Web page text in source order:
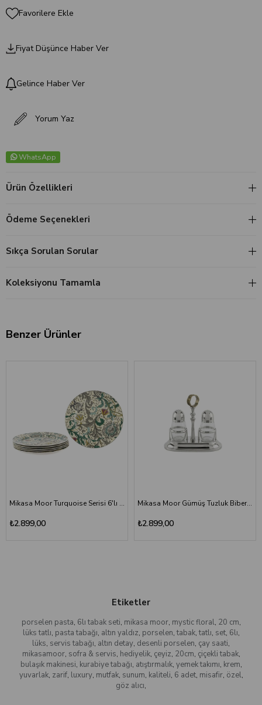
Favorilere Ekle
Fiyat Düşünce Haber Ver
Gelince Haber Ver
Yorum Yaz
WhatsApp
Ürün Özellikleri
Ödeme Seçenekleri
Sıkça Sorulan Sorular
Koleksiyonu Tamamla
Benzer Ürünler
Mikasa Moor Turquoise Serisi 6'lı Porselen Servis Tabağı 27 cm - Luxury Yemek Tabağı Seti
₺2.899,00
Mikasa Moor Gümüş Tuzluk Biberlik Seti 17x9x16 cm - Lüks Masaüstü Baharat Seti
₺2.899,00
Etiketler
porselen pasta, 6lı tabak seti, mikasa moor, mystic floral, 20 cm,
lüks tatlı, pasta tabağı, altın yaldız, porselen,tabak,tatlı, set, 6lı,
lüks, servis tabağı, altın detay, desenli porselen, çay saati,
mikasamoor, sofra & servis, hediyelik, çeyiz, 20cm, çiçekli tabak,
bulaşık makinesi, kurabiye tabağı, atıştırmalık, yemek takımı, krem,
yuvarlak, zarif, luxury, mutfak, sunum, kaliteli, 6 adet, misafir, özel,
göz alıcı,